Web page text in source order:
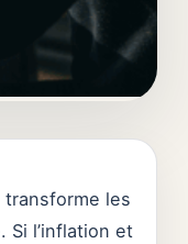
transforme les
Si l’inflation et